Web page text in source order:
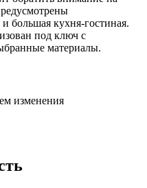
большая кухня-гостиная.
под ключ с
материалы.
изменения